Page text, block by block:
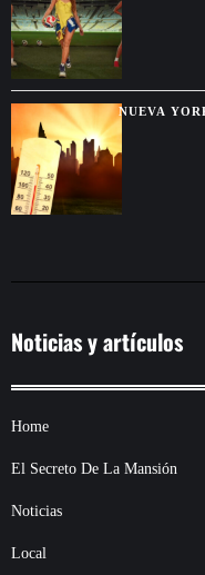
NUEVA
Noticias y artículos
Home
El Secreto De La Mansión
Noticias
Local